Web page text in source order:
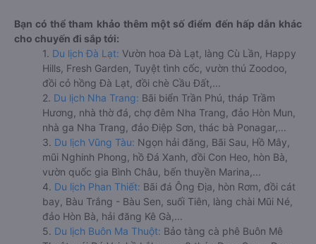
Bạn có thể tham khảo thêm một số điểm đến hấp dẫn khác
cho chuyến đi sắp tới:
1. Du lịch Đà Lạt: Vườn hoa Đà Lạt, làng Cù Lần, Happy
Hills, Fresh Garden, Tuyệt tình cốc, vườn thú Zoodoo,
đồi cỏ hồng Đà Lạt, đồi chè Cầu Đất,...
2. Du lịch Nha Trang: Bãi biển Trần Phú, tháp Trầm
Hương, nhà thờ đá, chợ đêm Nha Trang, đảo Hòn Mun,
nhà ga Nha Trang, đảo Điệp Sơn, thác bà Ponagar,...
3. Du lịch Vũng Tàu: Ngọn hải đăng, Bãi Sau, Hồ Mây,
mũi Nghinh Phong, hồ Đá Xanh, đồi Con Heo, hòn Bà,
vườn quốc gia Bình Châu, bến thuyền Marina,...
4. Du lịch Phan Thiết: Bãi đá Ông Địa, hòn Rơm, đồi cát
bay, Bàu Trắng - Bàu Sen, suối Tiên, làng chài Mũi Né,
đảo Hòn Bà, hải đăng Kê Gà,...
5. Du lịch Buôn Ma Thuột: Bảo tàng cà phê Buôn Mê